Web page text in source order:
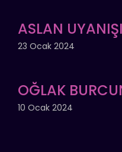
ASLAN
23 Ocak 2024
OĞLAK
10 Ocak 2024